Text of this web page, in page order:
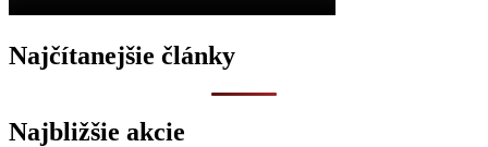
Najčítanejšie články
Najbližšie akcie